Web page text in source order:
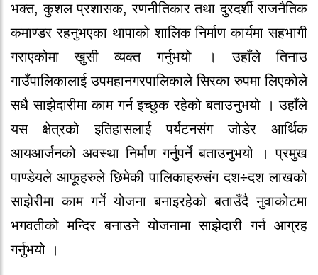
भक्त, कुशल प्रशासक, रणनीतिकार तथा दुरदर्शी राजनैतिक
कमाण्डर रहनुभएका थापाको शालिक निर्माण कार्यमा सहभागी
गराएकोमा खुसी व्यक्त गर्नुभयो । उहाँले तिनाउ
गाउँपालिकालाई उपमहानगरपालिकाले सिरका रुपमा लिएकोले
सधै साझेदारीमा काम गर्न इच्छुक रहेको बताउनुभयो । उहाँले
यस क्षेत्रको इतिहासलाई पर्यटनसंग जोडेर आर्थिक
आयआर्जनको अवस्था निर्माण गर्नुपर्ने बताउनुभयो । प्रमुख
पाण्डेयले आफूहरुले छिमेकी पालिकाहरुसंग दश÷दश लाखको
साझेरीमा काम गर्ने योजना बनाइरहेको बताउँदै नुवाकोटमा
भगवतीको मन्दिर बनाउने योजनामा साझेदारी गर्न आग्रह
गर्नुभयो ।